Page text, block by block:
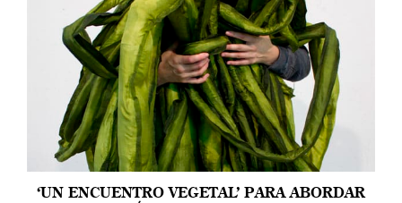
‘UN ENCUENTRO VEGETAL’ PARA ABORDAR